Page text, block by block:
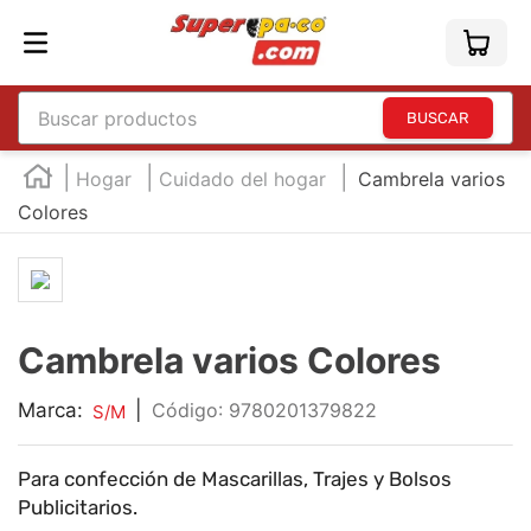
Buscar productos
Hogar Cuidado del hogar
Cambrela varios
Colores
Cambrela varios Colores
Marca: S/M : 9780201379822
Para confección de Mascarillas, Trajes y Bolsos
Publicitarios.
TÉRMINOS MÁS BUSCADOS
1.
england
3
5.
mouse
6.
marcadores
8
teclado